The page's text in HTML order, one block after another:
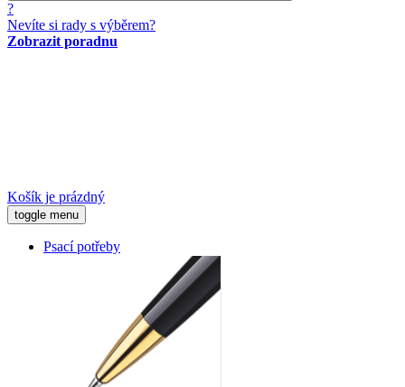
?
Nevíte si rady s výběrem?
Zobrazit poradnu
Košík je prázdný
toggle menu
Psací potřeby